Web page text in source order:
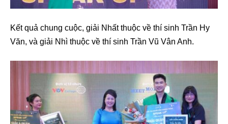
Kết quả chung cuộc, giải Nhất thuộc về thí sinh Trần Hy
Văn, và giải Nhì thuộc về thí sinh Trần Vũ Vân Anh.